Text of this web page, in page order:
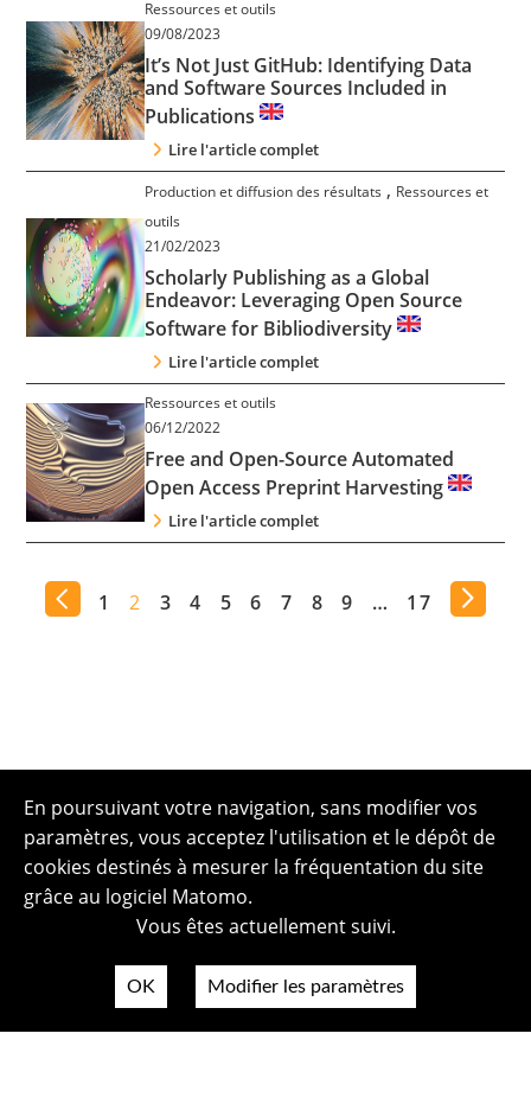
Ressources et outils
09/08/2023
It’s Not Just GitHub: Identifying Data
and Software Sources Included in
Publications
Lire l'article complet
Production et diffusion des résultats , Ressources et
outils
21/02/2023
Scholarly Publishing as a Global
Endeavor: Leveraging Open Source
Software for Bibliodiversity
Lire l'article complet
Ressources et outils
06/12/2022
Free and Open-Source Automated
Open Access Preprint Harvesting
Lire l'article complet
1 2 3 4 5 6 7 8 9 … 17
En poursuivant votre navigation, sans modifier vos
paramètres, vous acceptez l'utilisation et le dépôt de
cookies destinés à mesurer la fréquentation du site
grâce au logiciel Matomo.
Vous êtes actuellement suivi.
OK Modifier les paramètres